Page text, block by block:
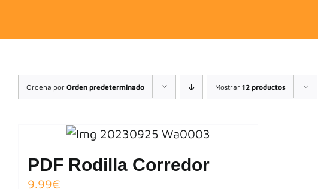
Ordena por Orden predeterminado Mostrar 12 productos
PDF Rodilla Corredor
9.99€